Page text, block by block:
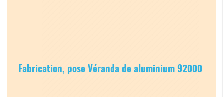
Fabrication, pose Véranda de aluminium 92000